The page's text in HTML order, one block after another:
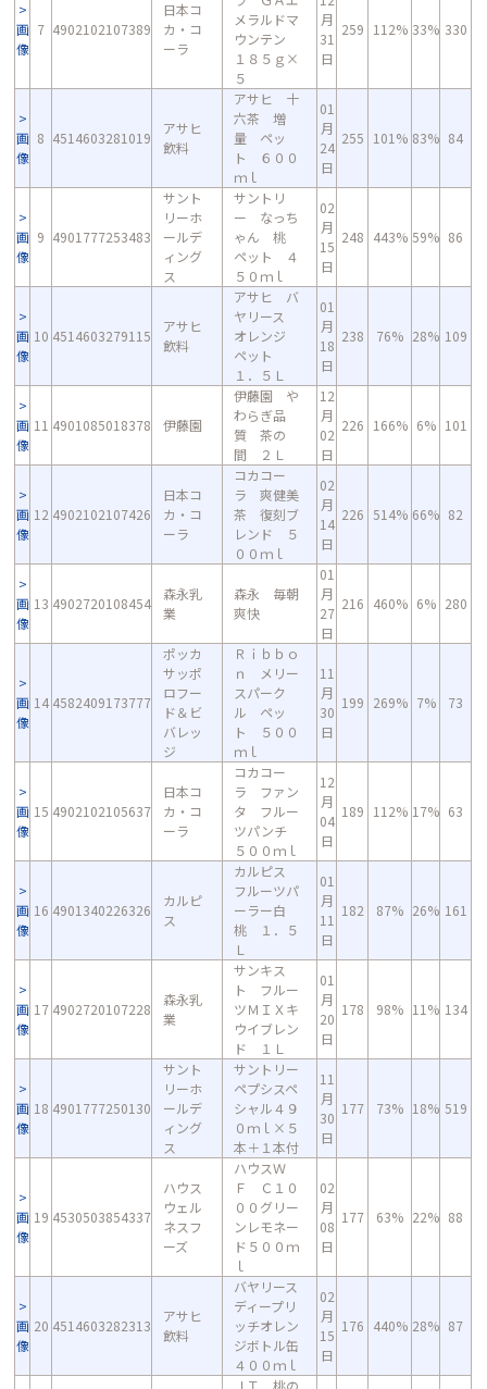
画
像
7 4902102107389
日本コ
カ・コ
ーラ
メラルドマ
ウンテン
１８５ｇ×
５
月
31
日
259 112% 33% 330
画
像
8 4514603281019
アサヒ
飲料
アサヒ 十
六茶 増
量 ペッ
ト ６００
ｍｌ
01
月
24
日
255 101% 83% 84
画
像
9 4901777253483
サント
リーホ
ールデ
ィング
ス
サントリ
ー なっち
ゃん 桃
ペット ４
５０ｍｌ
02
月
15
日
248 443% 59% 86
画
像
10 4514603279115
アサヒ
飲料
アサヒ バ
ヤリース
オレンジ
ペット
１．５Ｌ
01
月
18
日
238 76% 28% 109
画
像
11 4901085018378 伊藤園
伊藤園 や
わらぎ品
質 茶の
間 ２Ｌ
12
月
02
日
226 166% 6% 101
画
像
12 4902102107426
日本コ
カ・コ
ーラ
コカコー
ラ 爽健美
茶 復刻ブ
レンド ５
００ｍｌ
02
月
14
日
226 514% 66% 82
画
像
13 4902720108454
森永乳
業
森永 毎朝
爽快
01
月
27
日
216 460% 6% 280
画
像
14 4582409173777
ポッカ
サッポ
ロフー
ド＆ビ
バレッ
ジ
Ｒｉｂｂｏ
ｎ メリー
スパーク
ル ペッ
ト ５００
ｍｌ
11
月
30
日
199 269% 7% 73
画
像
15 4902102105637
日本コ
カ・コ
ーラ
コカコー
ラ ファン
タ フルー
ツパンチ
５００ｍｌ
12
月
04
日
189 112% 17% 63
画
像
16 4901340226326
カルピ
ス
カルピス
フルーツパ
ーラー白
桃 １．５
Ｌ
01
月
11
日
182 87% 26% 161
画
像
17 4902720107228
森永乳
業
サンキス
ト フルー
ツＭＩＸキ
ウイブレン
ド １Ｌ
01
月
20
日
178 98% 11% 134
画
像
18 4901777250130
サント
リーホ
ールデ
ィング
ス
サントリー
ペプシスペ
シャル４９
０ｍｌ×５
本＋１本付
11
月
30
日
177 73% 18% 519
画
像
19 4530503854337
ハウス
ウェル
ネスフ
ーズ
ハウスＷ
Ｆ Ｃ１０
００グリー
ンレモネー
ド５００ｍ
ｌ
02
月
08
日
177 63% 22% 88
画
像
20 4514603282313
アサヒ
飲料
バヤリース
ディープリ
ッチオレン
ジボトル缶
４００ｍｌ
02
月
15
日
176 440% 28% 87
ＪＴ 桃の